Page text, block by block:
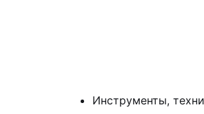
Инструменты,